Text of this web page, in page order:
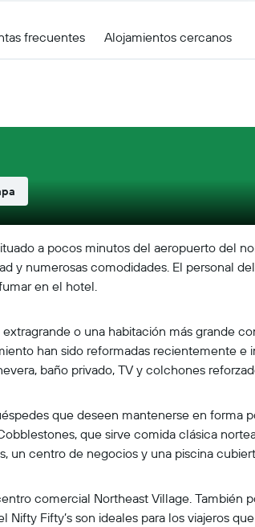
frecuentes Alojamientos cercanos
a pocos minutos del aeropuerto del
y numerosas comodidades. El personal
en el hotel.
o una habitación más grande
han sido reformadas recientemente e
baño privado, TV y colchones
que deseen mantenerse en forma
que sirve comida clásica
un centro de negocios y una piscina
comercial Northeast Village. También
Fifty’s son ideales para los viajeros